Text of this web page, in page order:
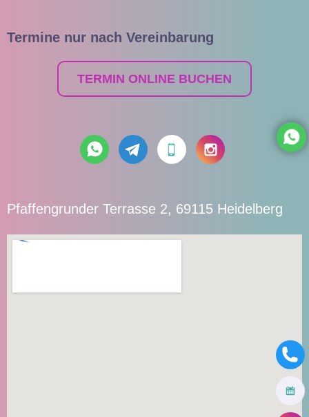
Termine nur nach Vereinbarung
TERMIN ONLINE BUCHEN
Pfaffengrunder Terrasse 2, 69115 Heidelberg